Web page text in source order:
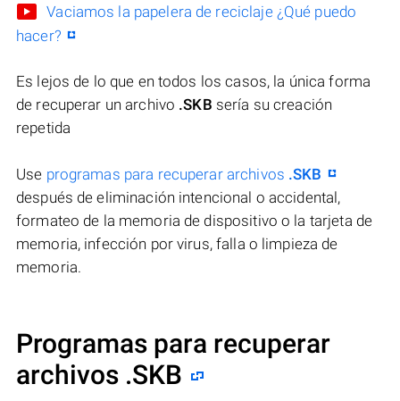
Vaciamos la papelera de reciclaje ¿Qué puedo
hacer?
Es lejos de lo que en todos los casos, la única forma
de recuperar un archivo .SKB sería su creación
repetida
Use programas para recuperar archivos .SKB
después de eliminación intencional o accidental,
formateo de la memoria de dispositivo o la tarjeta de
memoria, infección por virus, falla o limpieza de
memoria.
Programas para recuperar
archivos .SKB